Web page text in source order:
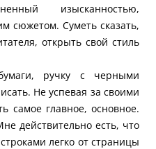
изысканностью,
сюжетом. Суметь сказать,
открыть свой стиль
ручку с черными
Не успевая за своими
самое главное, основное.
действительно есть, что
легко от страницы